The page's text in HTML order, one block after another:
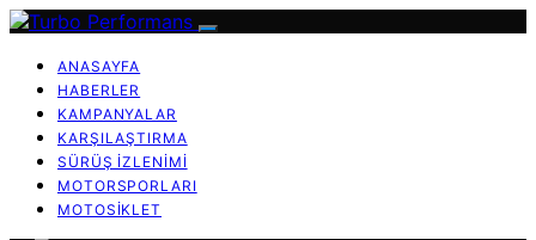
ANASAYFA
HABERLER
KAMPANYALAR
KARŞILAŞTIRMA
SÜRÜŞ İZLENIMI
MOTORSPORLARI
MOTOSIKLET